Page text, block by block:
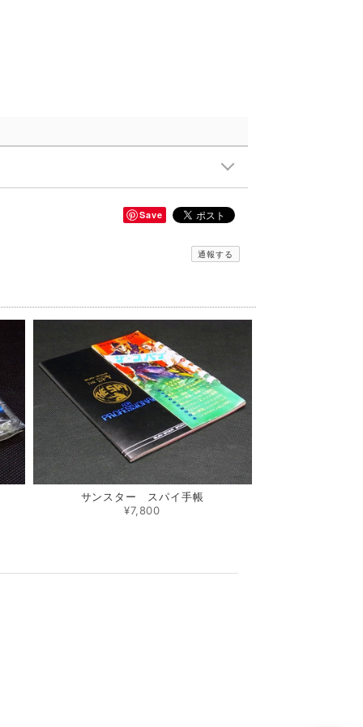
Save
通報する
サンスター スパイ手帳
¥7,800